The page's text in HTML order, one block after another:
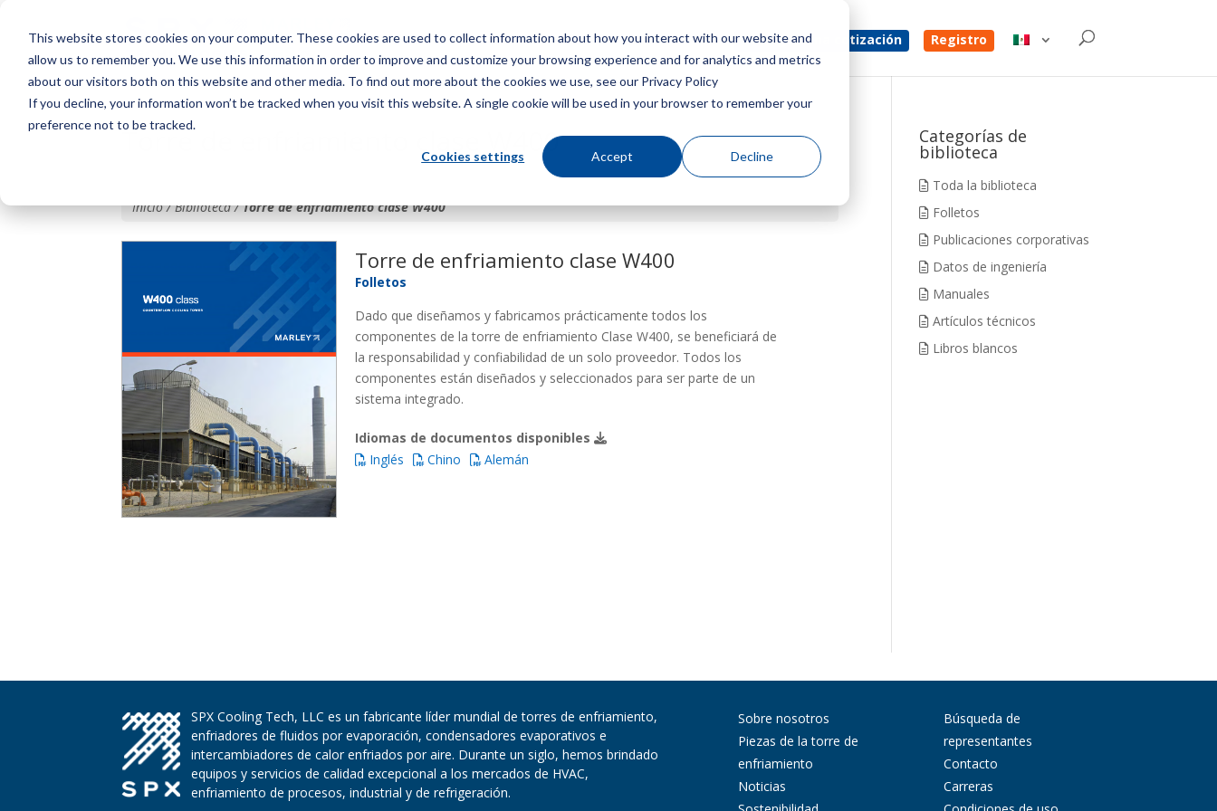
This website stores cookies on your computer. These cookies are used to collect information about how you interact with our website and
allow us to remember you. We use this information in order to improve and customize your browsing experience and for analytics and metrics
about our visitors both on this website and other media. To find out more about the cookies we use, see our Privacy Policy
If you decline, your information won’t be tracked when you visit this website. A single cookie will be used in your browser to remember your
preference not to be tracked.
Cookies settings Accept Decline
Menú Consigue una cotización Registro
Torre de enfriamiento clase W400
Inicio / Biblioteca /Torre de enfriamiento clase W400
Torre de enfriamiento clase W400
Folletos
Dado que diseñamos y fabricamos prácticamente todos los
componentes de la torre de enfriamiento Clase W400, se beneficiará de
la responsabilidad y confiabilidad de un solo proveedor. Todos los
componentes están diseñados y seleccionados para ser parte de un
sistema integrado.
Idiomas de documentos disponibles
Inglés
Chino Alemán
Categorías de
biblioteca
Toda la biblioteca
Folletos
Publicaciones corporativas
Datos de ingeniería
Manuales
Artículos técnicos
Libros blancos
SPX Cooling Tech, LLC es un fabricante líder mundial de torres de enfriamiento,
enfriadores de fluidos por evaporación, condensadores evaporativos e
intercambiadores de calor enfriados por aire. Durante un siglo, hemos brindado
equipos y servicios de calidad excepcional a los mercados de HVAC,
enfriamiento de procesos, industrial y de refrigeración.
Sobre nosotros
Piezas de la torre de
enfriamiento
Noticias
Búsqueda de
representantes
Contacto
Carreras